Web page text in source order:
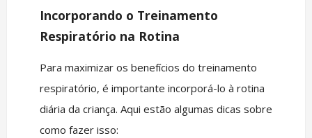
Incorporando o Treinamento
Respiratório na Rotina
Para maximizar os benefícios do treinamento
respiratório, é importante incorporá-lo à rotina
diária da criança. Aqui estão algumas dicas sobre
como fazer isso: